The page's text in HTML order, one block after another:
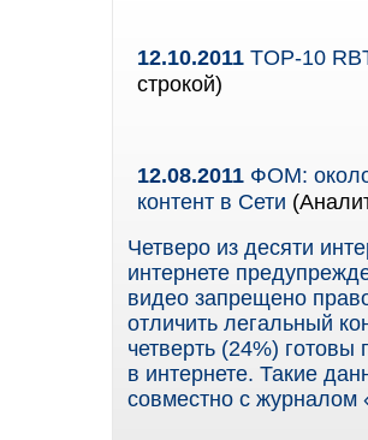
12.10.2011 TOP-10
строкой)
12.08.2011 ФОМ: около
контент в Сети
Четверо из десяти
интернете
видео запрещено
отличить легальный
четверть (24%)
в интернете. Такие
совместно с журналом